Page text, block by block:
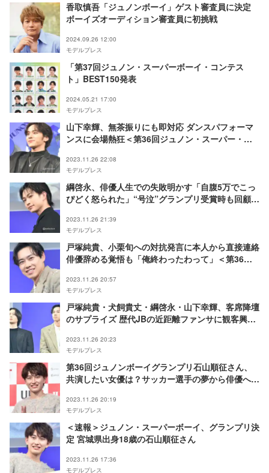
香取慎吾「ジュノンボーイ」ゲスト審査員に決定
ボーイズオーディション審査員に初挑戦
2024.09.26 12:00
モデルプレス
「第37回ジュノン・スーパーボーイ・コンテス
ト」BEST150発表
2024.05.21 17:00
モデルプレス
山下幸輝、無茶振りにも即対応 ダンスパフォーマ
ンスに会場熱狂＜第36回ジュノン・スーパー・ボ
2023.11.26 22:08
モデルプレス
綱啓永、俳優人生での失敗明かす「自腹5万でこっ
ぴどく怒られた」“号泣”グランプリ受賞時も回顧＜
2023.11.26 21:39
モデルプレス
戸塚純貴、小栗旬への対抗発言に本人から直接連絡
俳優辞める覚悟も「俺終わったわって」＜第36回
2023.11.26 20:57
モデルプレス
戸塚純貴・犬飼貴丈・綱啓永・山下幸輝、客席降壇
のサプライズ 歴代JBの近距離ファンサに観客興奮
＞
2023.11.26 20:23
モデルプレス
第36回ジュノンボーイグランプリ石山順征さん、
共演したい女優は？サッカー選手の夢から俳優へ転
2023.11.26 20:19
モデルプレス
＜速報＞ジュノン・スーパーボーイ、グランプリ決
定 宮城県出身18歳の石山順征さん
2023.11.26 17:36
モデルプレス